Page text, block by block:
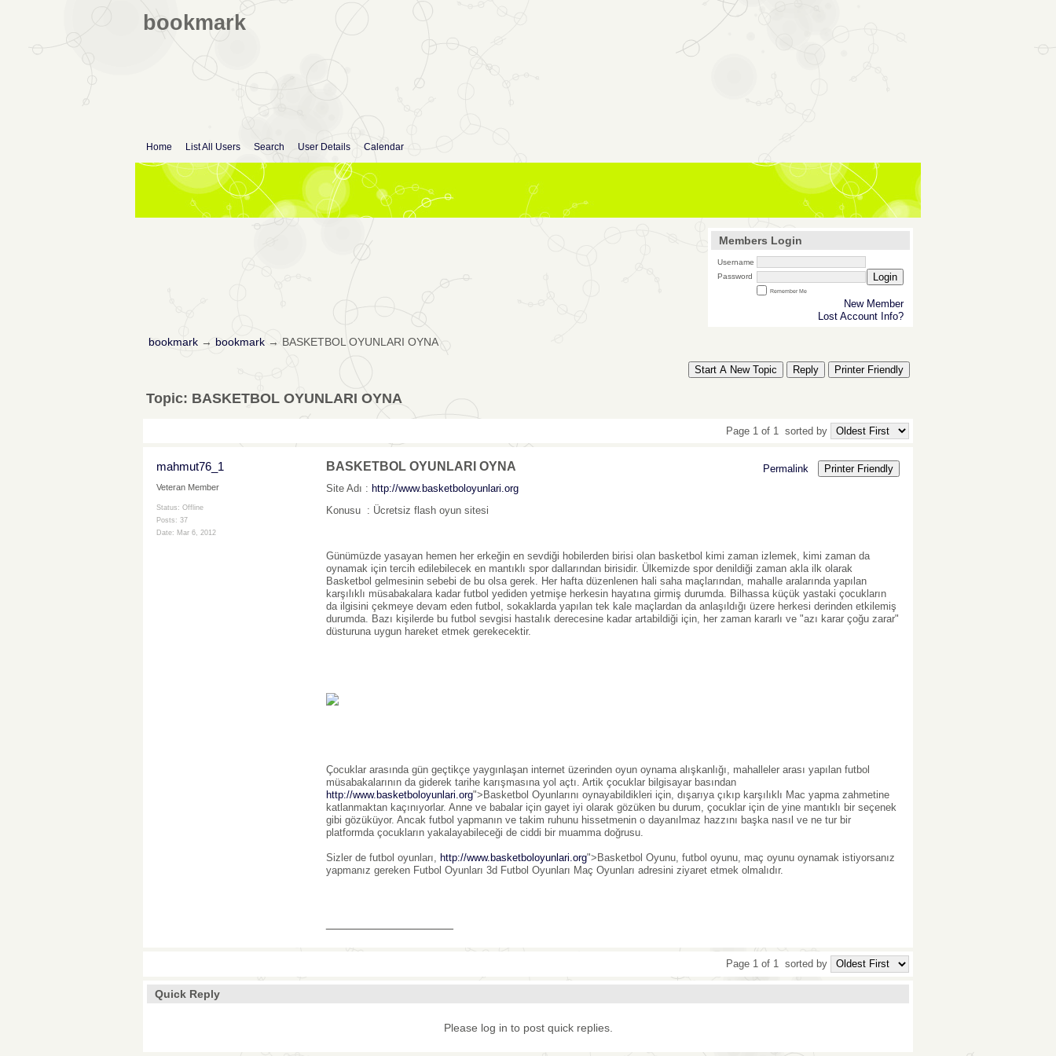
bookmark
Home List All Users Search User Details Calendar
Members Login
Username
Password
Login
Remember Me
New Member
Lost Account Info?
bookmark→ bookmark→ BASKETBOL OYUNLARI OYNA
Start A New Topic Reply Printer Friendly
Topic: BASKETBOL OYUNLARI OYNA
Page 1 of 1 sorted by
mahmut76_1
Veteran Member
Status: Offline
Posts: 37
Date: Mar 6, 2012
BASKETBOL OYUNLARI OYNA Permalink
Printer Friendly
Site Adı : http://www.basketboloyunlari.org
Konusu : Ücretsiz flash oyun sitesi
Günümüzde yasayan hemen her erkeğin en sevdiği hobilerden birisi olan basketbol kimi zaman izlemek, kimi zaman da
oynamak için tercih edilebilecek en mantıklı spor dallarından birisidir. Ülkemizde spor denildiği zaman akla ilk olarak
Basketbol gelmesinin sebebi de bu olsa gerek. Her hafta düzenlenen hali saha maçlarından, mahalle aralarında yapılan
karşılıklı müsabakalara kadar futbol yediden yetmişe herkesin hayatına girmiş durumda. Bilhassa küçük yastaki çocukların
da ilgisini çekmeye devam eden futbol, sokaklarda yapılan tek kale maçlardan da anlaşıldığı üzere herkesi derinden etkilemiş
durumda. Bazı kişilerde bu futbol sevgisi hastalık derecesine kadar artabildiği için, her zaman kararlı ve "azı karar çoğu zarar"
düsturuna uygun hareket etmek gerekecektir.
Çocuklar arasında gün geçtikçe yaygınlaşan internet üzerinden oyun oynama alışkanlığı, mahalleler arası yapılan futbol
müsabakalarının da giderek tarihe karışmasına yol açtı. Artik çocuklar bilgisayar basından
http://www.basketboloyunlari.org">Basketbol Oyunlarını oynayabildikleri için, dışarıya çıkıp karşılıklı Mac yapma zahmetine
katlanmaktan kaçınıyorlar. Anne ve babalar için gayet iyi olarak gözüken bu durum, çocuklar için de yine mantıklı bir seçenek
gibi gözüküyor. Ancak futbol yapmanın ve takim ruhunu hissetmenin o dayanılmaz hazzını başka nasıl ve ne tur bir
platformda çocukların yakalayabileceği de ciddi bir muamma doğrusu.
Sizler de futbol oyunları, http://www.basketboloyunlari.org">Basketbol Oyunu, futbol oyunu, maç oyunu oynamak istiyorsanız
yapmanız gereken Futbol Oyunları 3d Futbol Oyunları Maç Oyunları adresini ziyaret etmek olmalıdır.
Page 1 of 1 sorted by
Quick Reply
Please log in to post quick replies.